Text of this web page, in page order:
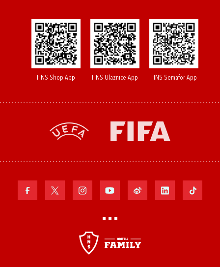
HNS Shop App HNS Ulaznice App HNS Semafor App